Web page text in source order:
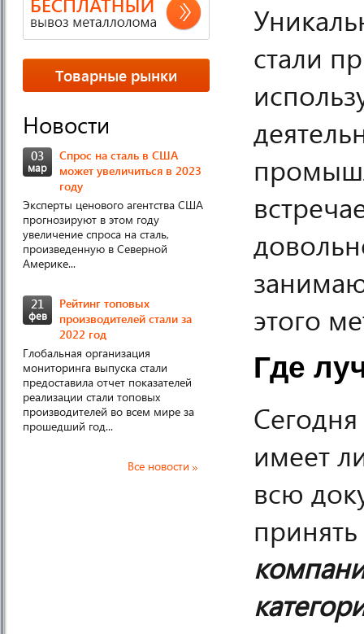
Товарные рынки
Новости
03
мар
Спрос на сталь в США
может увеличиться в 2023
году
Эксперты ценового агентства США
прогнозируют в этом году
увеличение спроса на сталь,
произведенную в Северной
Америке...
21
фев
Рейтинг топовых
производителей стали за
2022 год
Глобальная организация
мониторинга выпуска стали
предоставила отчет показателей
реализации стали топовых
производителей во всем мире за
прошедший год...
Все новости
стали
этого
Где
имеет
всю